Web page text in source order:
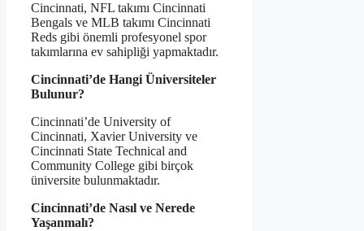
Cincinnati, NFL takımı Cincinnati
Bengals ve MLB takımı Cincinnati
Reds gibi önemli profesyonel spor
takımlarına ev sahipliği yapmaktadır.
Cincinnati’de Hangi Üniversiteler
Bulunur?
Cincinnati’de University of
Cincinnati, Xavier University ve
Cincinnati State Technical and
Community College gibi birçok
üniversite bulunmaktadır.
Cincinnati’de Nasıl ve Nerede
Yaşanmalı?